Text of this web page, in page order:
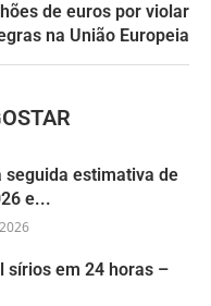
de euros por violar
na União Europeia
seguida estimativa de
e...
sírios em 24 horas –